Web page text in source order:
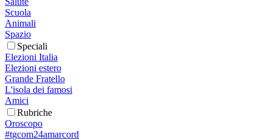
Scuola
Animali
Spazio
Speciali
Elezioni Italia
Elezioni estero
Grande Fratello
L'isola dei famosi
Amici
Rubriche
Oroscopo
#tgcom24amarcord